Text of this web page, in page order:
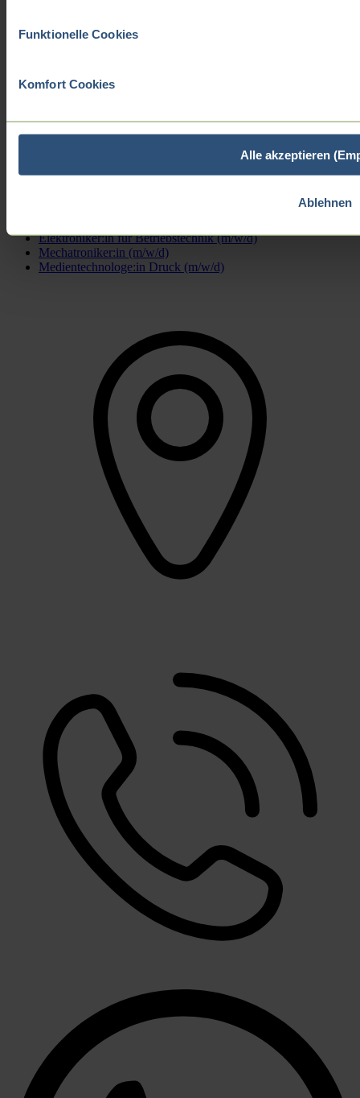
Funktionelle Cookies
Komfort Cookies
Alle akzeptieren
Ablehnen
Elektroniker:in für Betriebstechnik (m/w/d)
Mechatroniker:in (m/w/d)
Medientechnologe:in Druck (m/w/d)